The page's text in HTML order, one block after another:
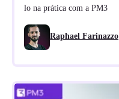
lo na prática com a PM3
Raphael Farinazzo